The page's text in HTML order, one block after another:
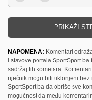
PRIKAŽI
NAPOMENA: Komentari
i stavove portala SportSport.ba
sadržaj tih kometara.
riječnik mogu biti uklonjeni
SportSport.ba da obriše sve
mogućnost da među